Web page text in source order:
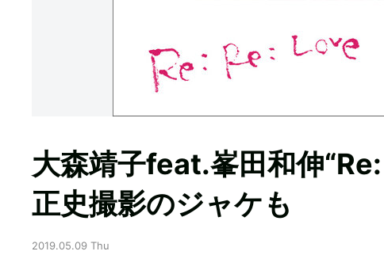
大森靖子feat.峯田和伸
正史撮影のジャケも
2019.05.09 Thu